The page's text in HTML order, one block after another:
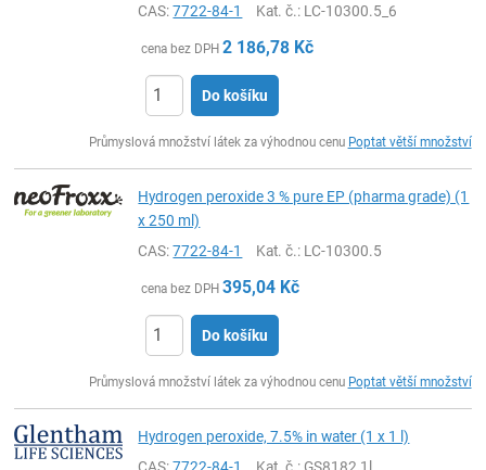
CAS:7722-84-1 Kat. č.: LC-10300.5_6
cena bez DPH 2 186,78 Kč
Do košíku
Průmyslová množství látek za výhodnou cenu Poptat větší množství
Hydrogen peroxide 3 % pure EP (pharma grade) (1
x 250 ml)
CAS:7722-84-1 Kat. č.: LC-10300.5
cena bez DPH 395,04 Kč
Do košíku
Průmyslová množství látek za výhodnou cenu Poptat větší množství
Hydrogen peroxide, 7.5% in water (1 x 1 l)
CAS:7722-84-1 Kat. č.: GS8182,1l